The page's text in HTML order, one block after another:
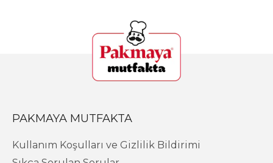
PAKMAYA MUTFAKTA
Kullanım Koşulları ve Gizlilik Bildirimi